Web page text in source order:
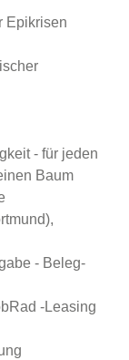
Epikrisen
- für jeden
Baum
- Beleg-
-Leasing